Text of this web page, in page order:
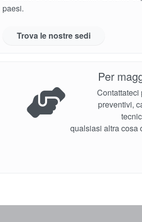
paesi.
Trova le nostre sedi
Per
Contattateci
preventivi,
qualsiasi altra cosa